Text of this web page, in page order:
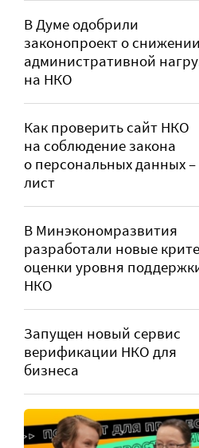
В Думе одобрили
законопроект о снижении
административной
на НКО
Как проверить сайт НКО
на соблюдение закона
о персональных данных –
лист
В Минэкономразвития
разработали новые
оценки уровня
НКО
Запущен новый сервис
верификации НКО для
бизнеса